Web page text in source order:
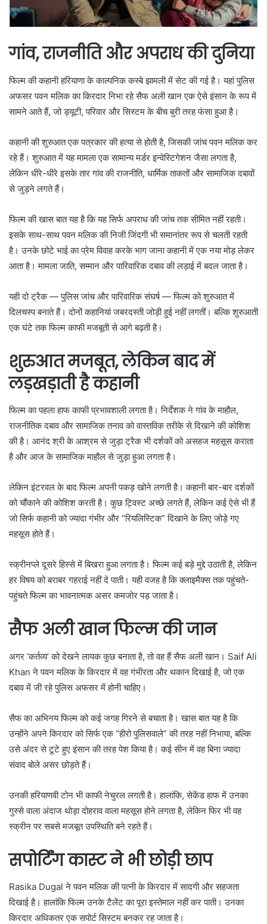
गांव, राजनीति और अपराध की दुनिया
फिल्म की कहानी हरियाणा के काल्पनिक कस्बे झामली में सेट की गई है। यहां पुलिस
अफसर पवन मलिक का किरदार निभा रहे सैफ अली खान एक ऐसे इंसान के रूप में
सामने आते हैं, जो ड्यूटी, परिवार और सिस्टम के बीच बुरी तरह फंसा हुआ है।
कहानी की शुरुआत एक पत्रकार की हत्या से होती है, जिसकी जांच पवन मलिक कर
रहे हैं। शुरुआत में यह मामला एक सामान्य मर्डर इन्वेस्टिगेशन जैसा लगता है,
लेकिन धीरे-धीरे इसके तार गांव की राजनीति, धार्मिक ताकतों और सामाजिक दबावों
से जुड़ने लगते हैं।
फिल्म की खास बात यह है कि यह सिर्फ अपराध की जांच तक सीमित नहीं रहती।
इसके साथ-साथ पवन मलिक की निजी जिंदगी भी समानांतर रूप से चलती रहती
है। उनके छोटे भाई का प्रेम विवाह करके भाग जाना कहानी में एक नया मोड़ लेकर
आता है। मामला जाति, सम्मान और पारिवारिक दबाव की लड़ाई में बदल जाता है।
यही दो ट्रैक — पुलिस जांच और पारिवारिक संघर्ष — फिल्म को शुरुआत में
दिलचस्प बनाते हैं। दोनों कहानियां जबरदस्ती जोड़ी हुई नहीं लगतीं। बल्कि शुरुआती
एक घंटे तक फिल्म काफी मजबूती से आगे बढ़ती है।
शुरुआत मजबूत, लेकिन बाद में
लड़खड़ाती है कहानी
फिल्म का पहला हाफ काफी प्रभावशाली लगता है। निर्देशक ने गांव के माहौल,
राजनीतिक दबाव और सामाजिक तनाव को वास्तविक तरीके से दिखाने की कोशिश
की है। आनंद श्री के आश्रम से जुड़ा ट्रैक भी दर्शकों को असहज महसूस कराता
है और आज के सामाजिक माहौल से जुड़ा हुआ लगता है।
लेकिन इंटरवल के बाद फिल्म अपनी पकड़ खोने लगती है। कहानी बार-बार दर्शकों
को चौंकाने की कोशिश करती है। कुछ ट्विस्ट अच्छे लगते हैं, लेकिन कई ऐसे भी हैं
जो सिर्फ कहानी को ज्यादा गंभीर और “रियलिस्टिक” दिखाने के लिए जोड़े गए
महसूस होते हैं।
स्क्रीनप्ले दूसरे हिस्से में बिखरा हुआ लगता है। फिल्म कई बड़े मुद्दे उठाती है, लेकिन
हर विषय को बराबर गहराई नहीं दे पाती। यही वजह है कि क्लाइमैक्स तक पहुंचते-
पहुंचते फिल्म का भावनात्मक असर कमजोर पड़ जाता है।
सैफ अली खान फिल्म की जान
अगर ‘कर्तव्य’ को देखने लायक कुछ बनाता है, तो वह हैं सैफ अली खान। Saif Ali
Khan ने पवन मलिक के किरदार में वह गंभीरता और थकान दिखाई है, जो एक
दबाव में जी रहे पुलिस अफसर में होनी चाहिए।
सैफ का अभिनय फिल्म को कई जगह गिरने से बचाता है। खास बात यह है कि
उन्होंने अपने किरदार को सिर्फ एक “हीरो पुलिसवाले” की तरह नहीं निभाया, बल्कि
उसे अंदर से टूटे हुए इंसान की तरह पेश किया है। कई सीन में वह बिना ज्यादा
संवाद बोले असर छोड़ते हैं।
उनकी हरियाणवी टोन भी काफी नेचुरल लगती है। हालांकि, सेकेंड हाफ में उनका
गुस्से वाला अंदाज थोड़ा दोहराव वाला महसूस होने लगता है, लेकिन फिर भी वह
स्क्रीन पर सबसे मजबूत उपस्थिति बने रहते हैं।
सपोर्टिंग कास्ट ने भी छोड़ी छाप
Rasika Dugal ने पवन मलिक की पत्नी के किरदार में सादगी और सहजता
दिखाई है। हालांकि फिल्म उनके टैलेंट का पूरा इस्तेमाल नहीं कर पाती। उनका
किरदार अधिकतर एक सपोर्ट सिस्टम बनकर रह जाता है।